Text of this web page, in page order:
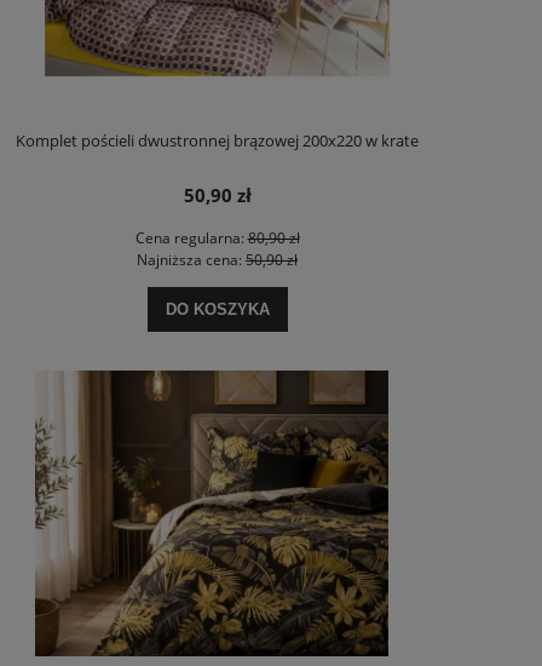
Komplet pościeli dwustronnej brązowej 200x220 w krate
50,90 zł
Cena regularna:80,90 zł
Najniższa cena: 50,90 zł
DO KOSZYKA